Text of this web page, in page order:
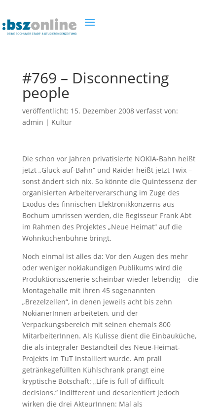
#769 – Disconnecting
people
veröffentlicht: 15. Dezember 2008verfasst von:
admin | Kultur
Die schon vor Jahren privatisierte NOKIA-Bahn heißt
jetzt „Glück-auf-Bahn“ und Raider heißt jetzt Twix –
sonst ändert sich nix. So könnte die Quintessenz der
organisierten Arbeiterverarschung im Zuge des
Exodus des finnischen Elektronikkonzerns aus
Bochum umrissen werden, die Regisseur Frank Abt
im Rahmen des Projektes „Neue Heimat“ auf die
Wohnküchenbühne bringt.
Noch einmal ist alles da: Vor den Augen des mehr
oder weniger nokiakundigen Publikums wird die
Produktionsszenerie scheinbar wieder lebendig – die
Montagehalle mit ihren 45 sogenannten
„Brezelzellen“, in denen jeweils acht bis zehn
NokianerInnen arbeiteten, und der
Verpackungsbereich mit seinen ehemals 800
MitarbeiterInnen. Als Kulisse dient die Einbauküche,
die als integraler Bestandteil des Neue-Heimat-
Projekts im TuT installiert wurde. Am prall
getränkegefüllten Kühlschrank prangt eine
kryptische Botschaft: „Life is full of difficult
decisions.“ Indifferent und desorientiert jedoch
wirken die drei AkteurInnen: Mal als